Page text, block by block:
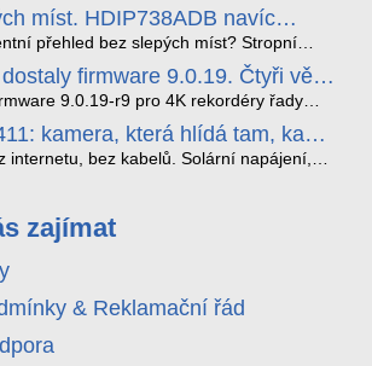
Tento systém, poháněný
umělé inteligence (AI), je navržen
komplexní nástroje pro vymáhání
zvyšoval bezpečnost na silnicích a
dopravy v moderních městech.
míst. HDIP738ADB navíc
– bez PC.
přehled bez slepých míst? Stropní
HDIP738ADB skládá obraz ze dvou
do jednoho čistého 180° záběru bez
přidává AI detekci osob a vozidel,
počítače.
firmware 9.0.19. Čtyři věci,
9.0.19-r9 pro 4K rekordéry řady
práci – a jedna z nich vám ušetří
výjezdů k zákazníkům.
kamera, která hlídá tam, kam
internetu, bez kabelů. Solární napájení,
se na video.
zajímat
& Reklamační řád